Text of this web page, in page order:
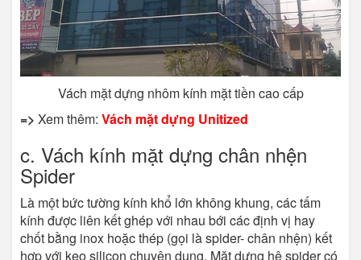
Vách mặt dựng nhôm kính mặt tiền cao cấp
=> Xem thêm: Vách mặt dựng Unitized
c. Vách kính mặt dựng chân nhện
Spider
Là một bức tường kính khổ lớn không khung, các tấm
kính được liên kết ghép với nhau bới các định vị hay
chốt bằng inox hoặc thép (gọi là spider- chân nhện) kết
hợp với keo silicon chuyên dụng. Mặt dựng hệ spider có